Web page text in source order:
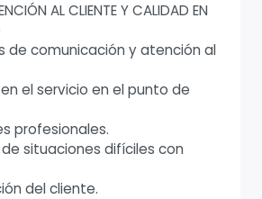
AL CLIENTE Y CALIDAD EN
de comunicación y atención al
el servicio en el punto de
profesionales.
de situaciones difíciles con
del cliente.